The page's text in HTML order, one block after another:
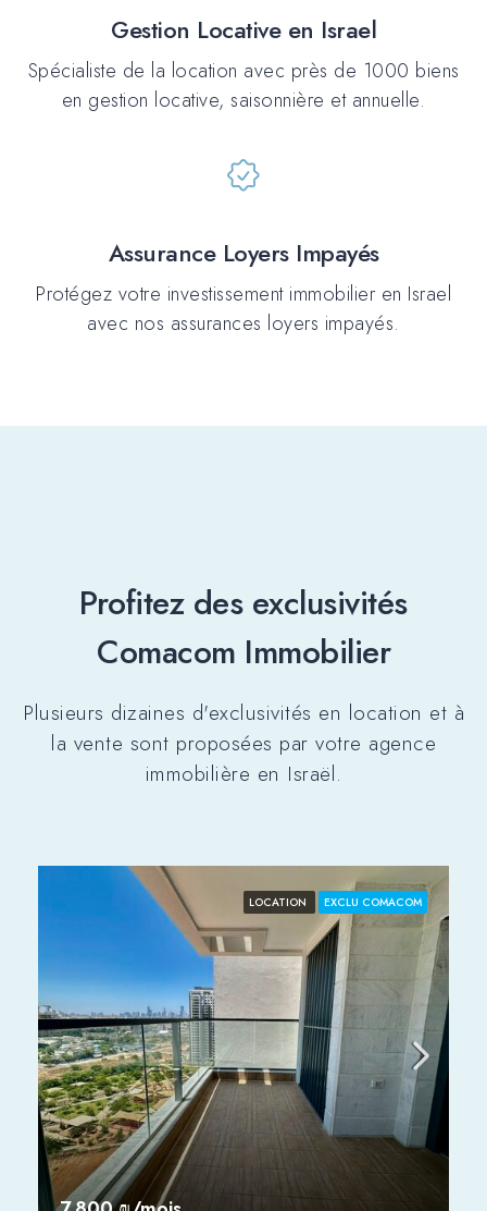
Gestion Locative en Israel
Spécialiste de la location avec près de 1000 biens
en gestion locative, saisonnière et annuelle.
Assurance Loyers Impayés
Protégez votre investissement immobilier en Israel
avec nos assurances loyers impayés.
Profitez des exclusivités
Comacom Immobilier
Plusieurs dizaines d'exclusivités en location et à
la vente sont proposées par votre agence
immobilière en Israël.
LOCATION EXCLU COMACOM